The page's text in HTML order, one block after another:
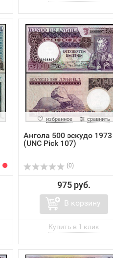
избранное сравнить
Ангола 500 эскудо 1973
(UNC Pick 107)
(0)
975 руб.
В корзину